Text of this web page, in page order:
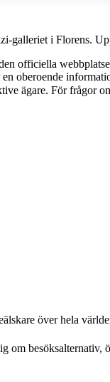
galleriet i Florens.
officiella
oberoende
ägare. För frågor
över hela
om besöksalternativ,